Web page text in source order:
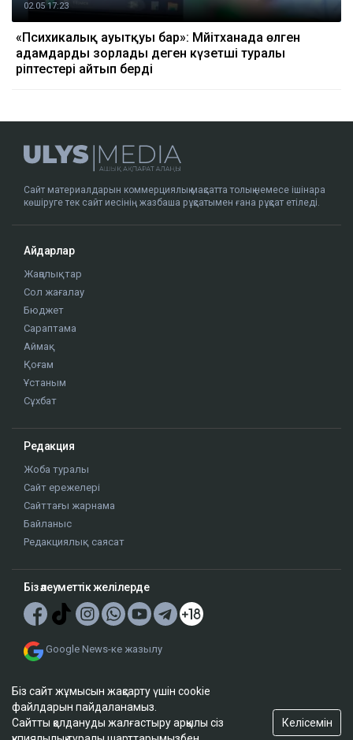
02.05 17:23
«Психикалық ауытқуы бар»: Мәйітханада өлген
адамдарды зорлады деген күзетші туралы
әріптестері айтып берді
Сайт материалдарын коммерциялық мақсатта толық немесе ішінара
көшіруге тек сайт иесінің жазбаша рұқсатымен ғана рұқсат етіледі.
Айдарлар
Жаңалықтар
Сол жағалау
Бюджет
Сараптама
Аймақ
Қоғам
Ұстаным
Сұхбат
Редакция
Жоба туралы
Сайт ережелері
Сайттағы жарнама
Байланыс
Редакциялық саясат
Біз әлеуметтік желілерде
Google News-ке жазылу
Біз сайт жұмысын жақсарту үшін cookie
файлдарын пайдаланамыз.
Сайтты қолдануды жалғастыру арқылы сіз
Келісемін